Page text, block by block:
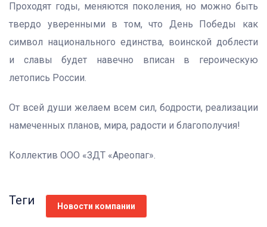
Проходят годы, меняются поколения, но можно быть
твердо уверенными в том, что День Победы как
символ национального единства, воинской доблести
и славы будет навечно вписан в героическую
летопись России.
От всей души желаем всем сил, бодрости, реализации
намеченных планов, мира, радости и благополучия!
Коллектив ООО «ЗДТ «Ареопаг».
Теги Новости компании